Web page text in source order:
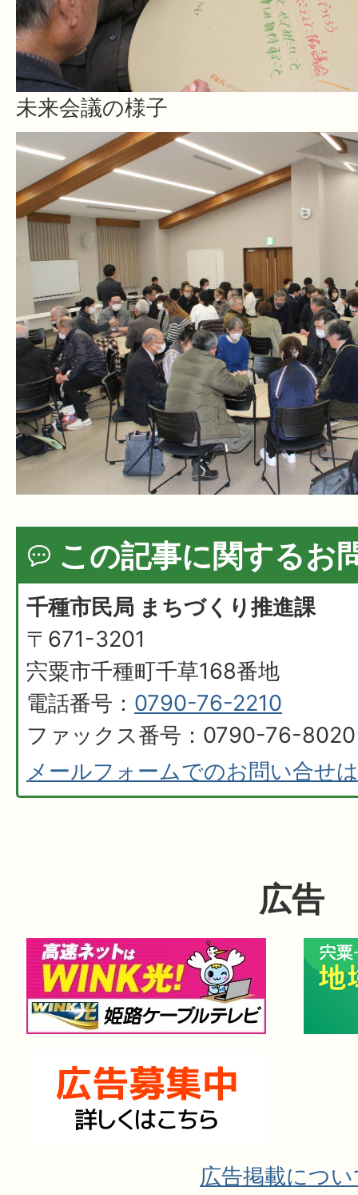
未来会議の様子
この記事に関するお
千種市民局 まちづくり推進課
〒671-3201
宍粟市千種町千草168番地
電話番号： 0790-76-2210
ファックス番号：0790-76-8020
メールフォームでのお問い合せ
広告
広告掲載につ